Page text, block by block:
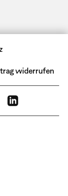
widerrufen